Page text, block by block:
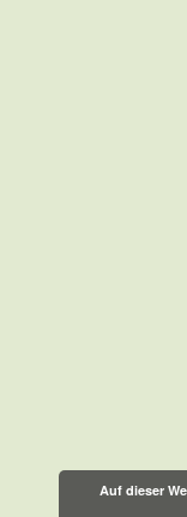
Auf dieser